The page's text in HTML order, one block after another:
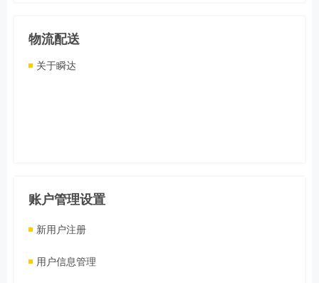
物流配送
关于瞬达
账户管理设置
新用户注册
用户信息管理